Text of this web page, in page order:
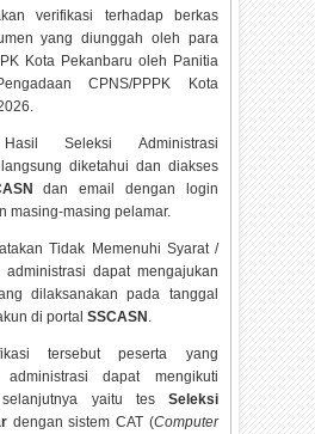
verifikasi terhadap berkas
yang diunggah oleh para
Kota Pekanbaru oleh Panitia
CPNS/PPPK Kota
Hasil Seleksi Administrasi
diketahui dan diakses
dan email dengan login
masing-masing pelamar.
Tidak Memenuhi Syarat /
dapat mengajukan
dilaksanakan pada tanggal
di portalSSCASN .
tersebut peserta yang
dapat mengikuti
yaitu tes Seleksi
dengan sistem CAT (Computer